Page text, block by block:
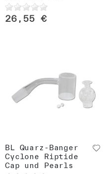
26,55 €
BL Quarz-Banger
Cyclone Riptide
Cap und Pearls